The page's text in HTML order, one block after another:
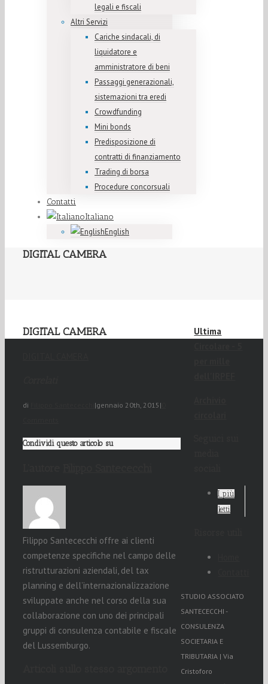
legali e fiscali
Altri Servizi
Cariche sindacali, di
liquidatore e
amministratore di beni
Passaggi generazionali,
sistemazioni tra eredi
Crowdfunding
Mini bonds
Predisposizione di
contratti di finanziamento
Trading di borsa
Procedure concorsuali
Contatti
Italiano
English
DIGITAL CAMERA
DIGITAL CAMERA
di |gennaio 20th, 2015 |
Condividi questo articolo su
Filippo Santececchi offre ai clienti
competenze specifiche nel campo delle
ristrutturazioni aziendali, del tax
planning e dell’internazionalizzazione
sviluppate anche nel corso della sua
collaborazione con uno dei principali
gruppi di consulenza contabile e fiscale
del Lussemburgo.
Ultima
I più
letti
STUDIO ASSOCIATO
SANTECECCHI -
CONSULENZA
SOCIETARIA E
TRIBUTARIA | Via
Cristoforo